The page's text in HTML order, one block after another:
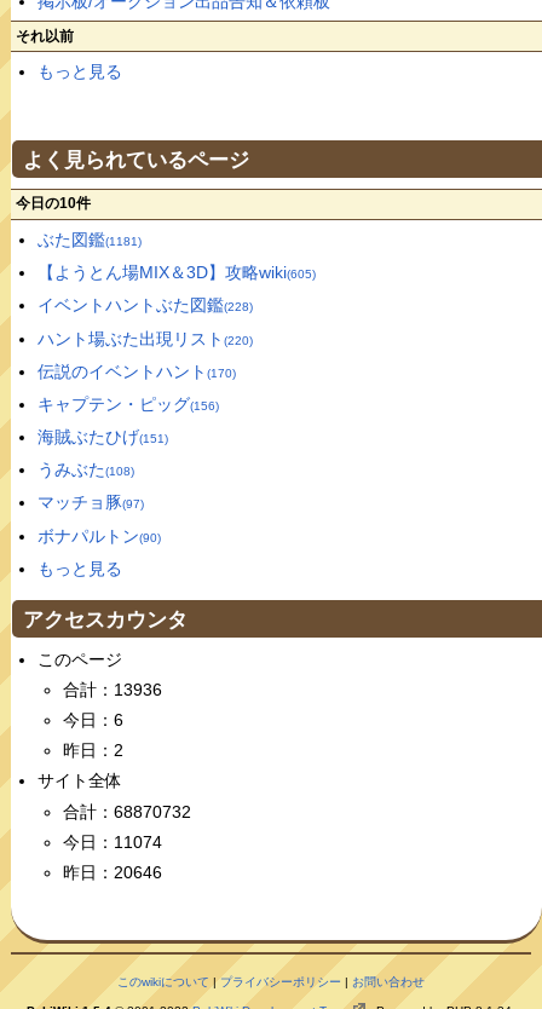
それ以前
もっと見る
よく見られているページ
今日の10件
ぶた図鑑(1181)
【ようとん場MIX＆3D】攻略wiki(605)
イベントハントぶた図鑑(228)
ハント場ぶた出現リスト (220)
伝説のイベントハント (170)
キャプテン・ピッグ(156)
海賊ぶたひげ(151)
うみぶた(108)
マッチョ豚(97)
ボナパルトン(90)
もっと見る
アクセスカウンタ
このページ
合計：13936
今日：6
昨日：2
サイト全体
合計：68870732
今日：11074
昨日：20646
このwikiについて |プライバシーポリシー | お問い合わせ